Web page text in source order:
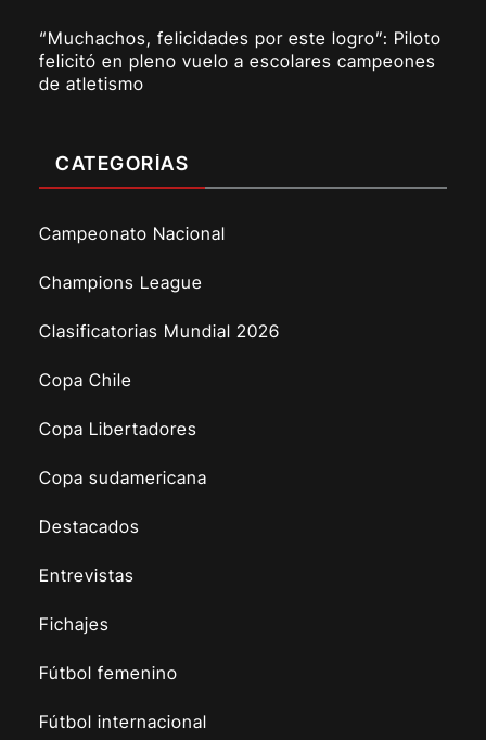
“Muchachos, felicidades por este logro”: Piloto
felicitó en pleno vuelo a escolares campeones
de atletismo
CATEGORÍAS
Campeonato Nacional
Champions League
Clasificatorias Mundial 2026
Copa Chile
Copa Libertadores
Copa sudamericana
Destacados
Entrevistas
Fichajes
Fútbol femenino
Fútbol internacional